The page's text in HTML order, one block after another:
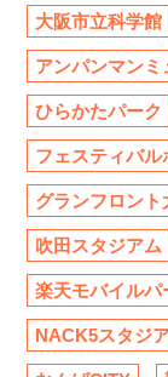
大阪市立科学館
アンパンマンミ
ひらかたパーク
フェスティバル
グランフロント
吹田スタジアム
楽天モバイルパ
NACK5スタジ